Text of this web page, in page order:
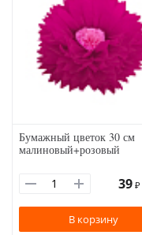
Бумажный цветок 30 см
малиновый+розовый
39 ₽
В корзину